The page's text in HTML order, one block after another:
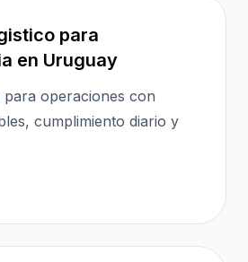
para
en Uruguay
operaciones con
cumplimiento diario y